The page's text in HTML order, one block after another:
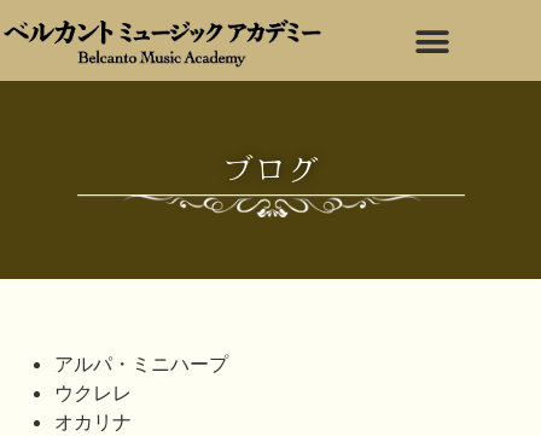
ブログ
アルパ・ミニハープ
ウクレレ
オカリナ